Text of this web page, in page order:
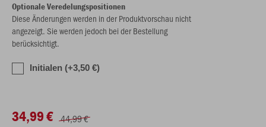
Optionale Veredelungspositionen
Diese Änderungen werden in der Produktvorschau nicht
angezeigt. Sie werden jedoch bei der Bestellung
berücksichtigt.
Initialen (+3,50 €)
34,99 € 44,99 €